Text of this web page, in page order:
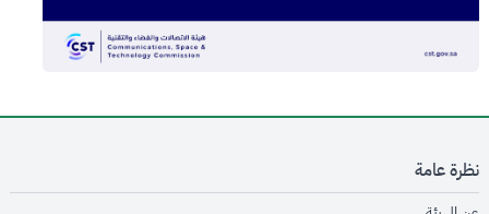
نظرة عامة